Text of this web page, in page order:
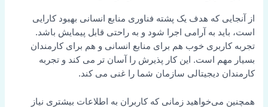
از آنجایی که هدف یک پشته فناوری منابع انسانی بهبود کارایی
است، باید به آرامی اجرا شود و به راحتی قابل پیمایش باشد.
تجربه کاربری خوب هم برای منابع انسانی و هم برای کارمندان
بسیار مهم است. این کار پذیرش را آسان تر می کند و تجربه
کارمندان دیجیتالی سازمان شما را غنی می کند.
همچنین می‌خواهید زمانی که کاربران به اطلاعات بیشتری نیاز